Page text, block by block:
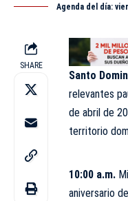
Agenda del día:
SHARE
Santo
relevantes
de abril de
territorio
10:00 a.m.
aniversario